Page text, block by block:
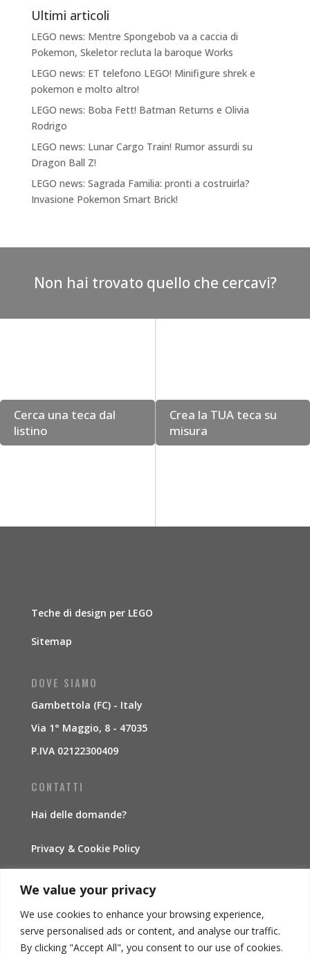
We value your privacy
We use cookies to enhance your browsing experience,
serve personalised ads or content, and analyse our traffic.
By clicking "Accept All", you consent to our use of cookies.
Ultimi articoli
LEGO news: Mentre Spongebob va a caccia di
Pokemon, Skeletor recluta la baroque Works
LEGO news: ET telefono LEGO! Minifigure shrek e
pokemon e molto altro!
LEGO news: Boba Fett! Batman Returns e Olivia
Rodrigo
LEGO news: Lunar Cargo Train! Rumor assurdi su
Dragon Ball Z!
LEGO news: Sagrada Familia: pronti a costruirla?
Invasione Pokemon Smart Brick!
Non hai trovato quello che cercavi?
Cerca una teca dal
listino
Crea la TUA teca su
misura
Teche di design per LEGO
Sitemap
DOVE SIAMO
Gambettola (FC) - Italy
Via 1° Maggio, 8 - 47035
P.IVA 02122300409
CONTATTI
Hai delle domande?
Privacy & Cookie Policy
Traccia la spedizione
INFORMAZIONI